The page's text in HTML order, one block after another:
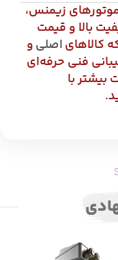
موتورهای زیمنس،
بالا و قیمت
کالاهایاصلیو
فنی حرفه‌ای
بیشتر با